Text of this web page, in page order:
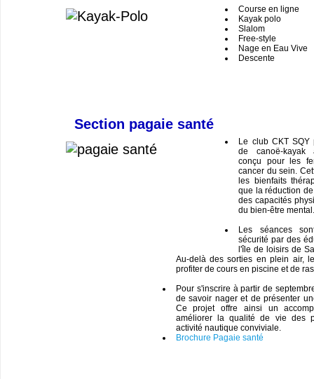
Course en ligne
Kayak polo
Slalom
Free-style
Nage en Eau Vive
Descente
Section pagaie santé
Le club CKT SQY
de canoë-kayak
conçu pour les
cancer du sein.
les bienfaits
que la réduction
des capacités
du bien-être
Les séances
sécurité par des
l'île de loisirs de
Au-delà des sorties en plein air,
profiter de cours en piscine et de
Pour s'inscrire à partir de
de savoir nager et de présenter
Ce projet offre ainsi un
améliorer la qualité de vie des
activité nautique conviviale.
Brochure Pagaie santé